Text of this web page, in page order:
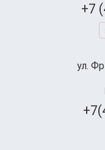
+7
ул.